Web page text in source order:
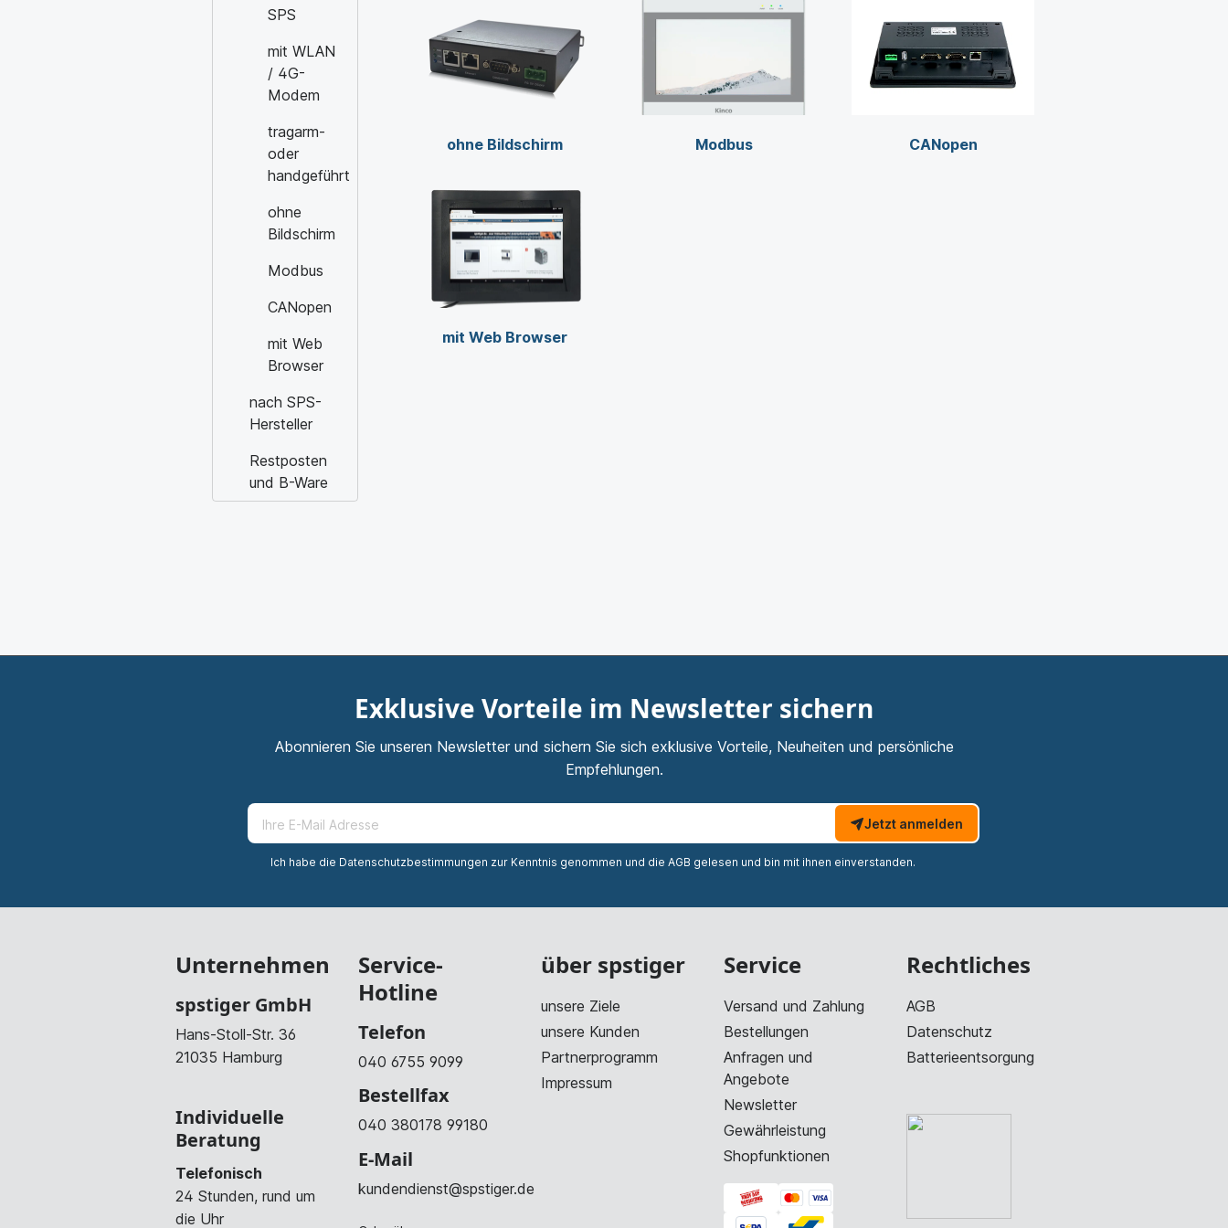
SPS
mit WLAN
/ 4G-
Modem
tragarm-
oder
handgeführt
ohne
Bildschirm
Modbus
CANopen
mit Web
Browser
nach SPS-
Hersteller
Restposten
und B-Ware
ohne Bildschirm Modbus CANopen
mit Web Browser
Exklusive Vorteile im Newsletter sichern
Abonnieren Sie unseren Newsletter und sichern Sie sich exklusive Vorteile, Neuheiten und persönliche
Empfehlungen.
Jetzt anmelden
Ich habe die Datenschutzbestimmungen zur Kenntnis genommen und die AGB gelesen und bin mit ihnen einverstanden.
Unternehmen
spstiger GmbH
Hans-Stoll-Str. 36
21035 Hamburg
Individuelle
Beratung
Telefonisch
24 Stunden, rund um
die Uhr
Service-
Hotline
Telefon
040 6755 9099
Bestellfax
040 380178 99180
E-Mail
kundendienst@spstiger.de
über spstiger
unsere Ziele
unsere Kunden
Partnerprogramm
Impressum
Service
Versand und Zahlung
Bestellungen
Anfragen und
Angebote
Newsletter
Gewährleistung
Shopfunktionen
Rechtliches
AGB
Datenschutz
Batterieentsorgung